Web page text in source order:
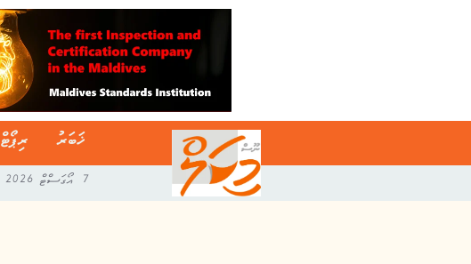
ޚަބަރު ރިޕޯޓް
7 އޯގަސްޓް 2026